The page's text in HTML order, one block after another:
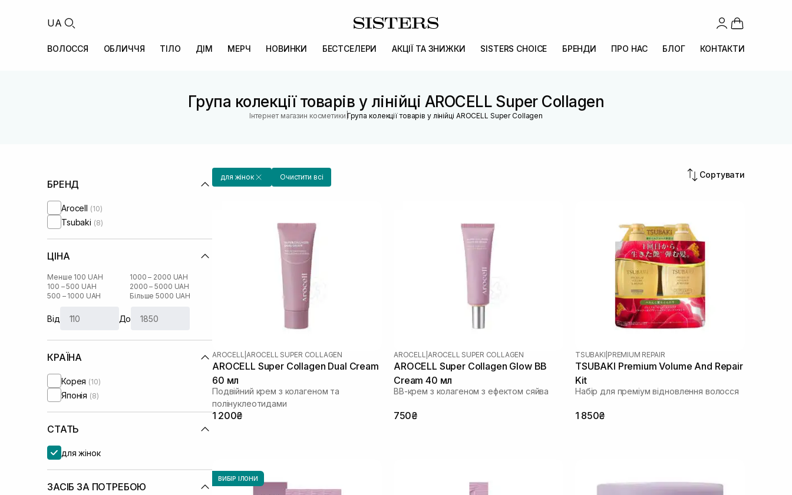
UA
ВОЛОССЯ ОБЛИЧЧЯ ТІЛО ДІМ МЕРЧ НОВИНКИ БЕСТСЕЛЕРИ АКЦІЇ ТА ЗНИЖКИ SISTERS CHOICE БРЕНДИ ПРО НАС БЛОГ КОНТАКТИ
Група колекції товарів у лінійці AROCELL Super Collagen
Інтернет магазин косметики |Група колекції товарів у лінійці AROCELL Super Collagen
БРЕНД
Arocell (10)
Tsubaki (8)
ЦІНА
Менше 100 UAH
100 – 500 UAH
500 – 1000 UAH
1000 – 2000 UAH
2000 – 5000 UAH
Більше 5000 UAH
Від До
КРАЇНА
Корея (10)
Японія (8)
СТАТЬ
для жінок
ЗАСІБ ЗА ПОТРЕБОЮ
для жінок Очистити всі Сортувати
AROCELL AROCELL SUPER COLLAGEN
AROCELL Super Collagen Dual Cream
60 мл
Подвійний крем з колагеном та
полінуклеотидами
1 200₴
AROCELL AROCELL SUPER COLLAGEN
AROCELL Super Collagen Glow BB
Cream 40 мл
ВВ-крем з колагеном з ефектом сяйва
750₴
TSUBAKI PREMIUM REPAIR
TSUBAKI Premium Volume And Repair
Kit
Набір для преміум відновлення волосся
1 850₴
ВИБІР ІЛОНИ